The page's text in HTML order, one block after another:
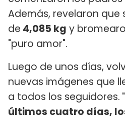
Además, revelaron que
de 4,085 kg y
"puro amor".
Luego de unos días,
nuevas imágenes que
a todos los seguidores.
últimos cuatro días,